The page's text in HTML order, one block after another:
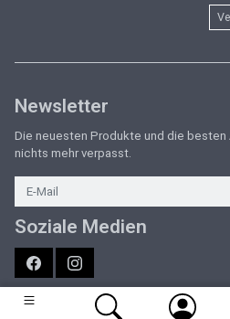
Newsletter
Die neuesten Produkte und die besten
nichts mehr verpasst.
Newsletter
Soziale Medien
FacebookInstagram
Sport Forster | Marken-Sportartikel für